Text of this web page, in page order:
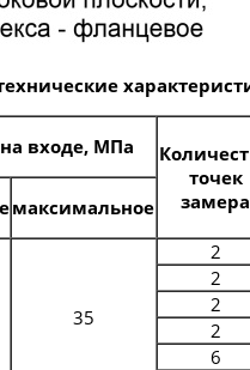
входе, МПа
точек
замера
максимальное
35
2
2
2
2
6